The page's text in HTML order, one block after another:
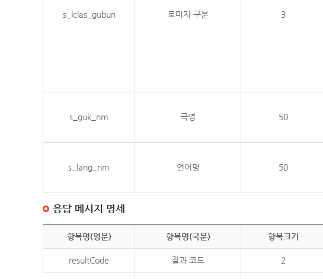
s_lclas_gubun 로마자 구분 3
s_guk_nm 국명 50
s_lang_nm 언어명 50
응답 메시지 명세
항목명(영문) 항목명(국문) 항목크기
resultCode 결과 코드 2